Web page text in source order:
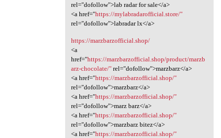
rel="dofollow">lab radar for sale</a>
<a href="https://mylabradarofficial.store/"
rel="dofollow">labradar lx</a>
https://marzbarzofficial.shop/
<a
href="https://marzbarzofficial.shop/product/marzb
arz-chocolate/"rel="dofollow">marzbarz</a>
<a href="https://marzbarzofficial.shop/"
rel="dofollow">marzbarz</a>
<a href="https://marzbarzofficial.shop/"
rel="dofollow">marz barz</a>
<a href="https://marzbarzofficial.shop/"
rel="dofollow">marzbarz bitez</a>
<a href="https://marzbarzofficial.shop/"